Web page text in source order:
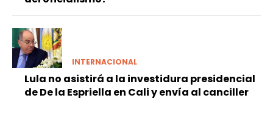
INTERNACIONAL
Lula no asistirá a la investidura presidencial
de De la Espriella en Cali y envía al canciller